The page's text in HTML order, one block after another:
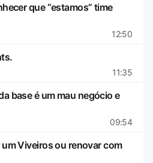
que “estamos” time
12:50
11:35
base é um mau negócio e
09:54
Viveiros ou renovar com